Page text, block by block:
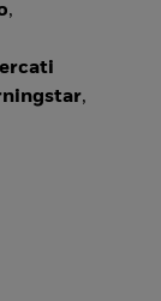
,
,